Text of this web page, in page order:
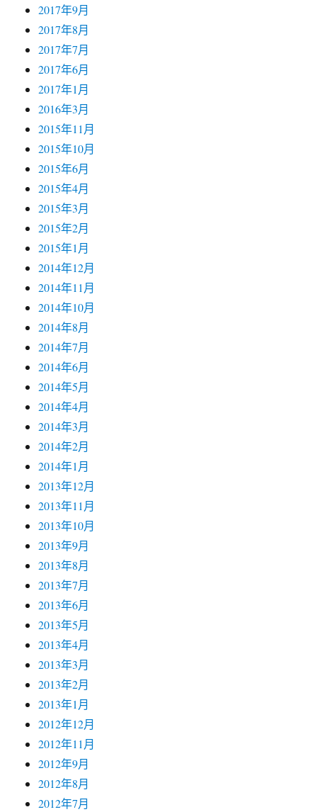
2017年9月
2017年8月
2017年7月
2017年6月
2017年1月
2016年3月
2015年11月
2015年10月
2015年6月
2015年4月
2015年3月
2015年2月
2015年1月
2014年12月
2014年11月
2014年10月
2014年8月
2014年7月
2014年6月
2014年5月
2014年4月
2014年3月
2014年2月
2014年1月
2013年12月
2013年11月
2013年10月
2013年9月
2013年8月
2013年7月
2013年6月
2013年5月
2013年4月
2013年3月
2013年2月
2013年1月
2012年12月
2012年11月
2012年9月
2012年8月
2012年7月